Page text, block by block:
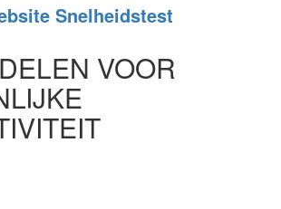
Snelheidstest
VOOR